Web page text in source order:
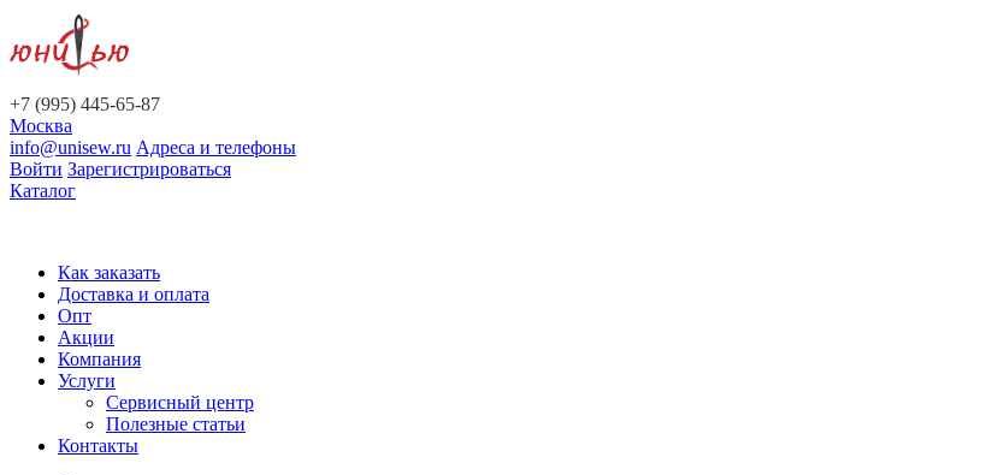
+7 (995) 445-65-87
Москва
info@unisew.ru Адреса и телефоны
Войти Зарегистрироваться
Каталог
Как заказать
Доставка и оплата
Опт
Акции
Компания
Услуги
Сервисный центр
Полезные статьи
Контакты